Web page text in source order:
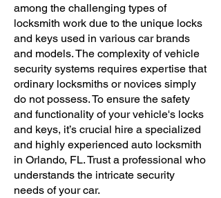
among the challenging types of
locksmith work due to the unique locks
and keys used in various car brands
and models. The complexity of vehicle
security systems requires expertise that
ordinary locksmiths or novices simply
do not possess. To ensure the safety
and functionality of your vehicle's locks
and keys, it’s crucial hire a specialized
and highly experienced auto locksmith
in Orlando, FL. Trust a professional who
understands the intricate security
needs of your car.